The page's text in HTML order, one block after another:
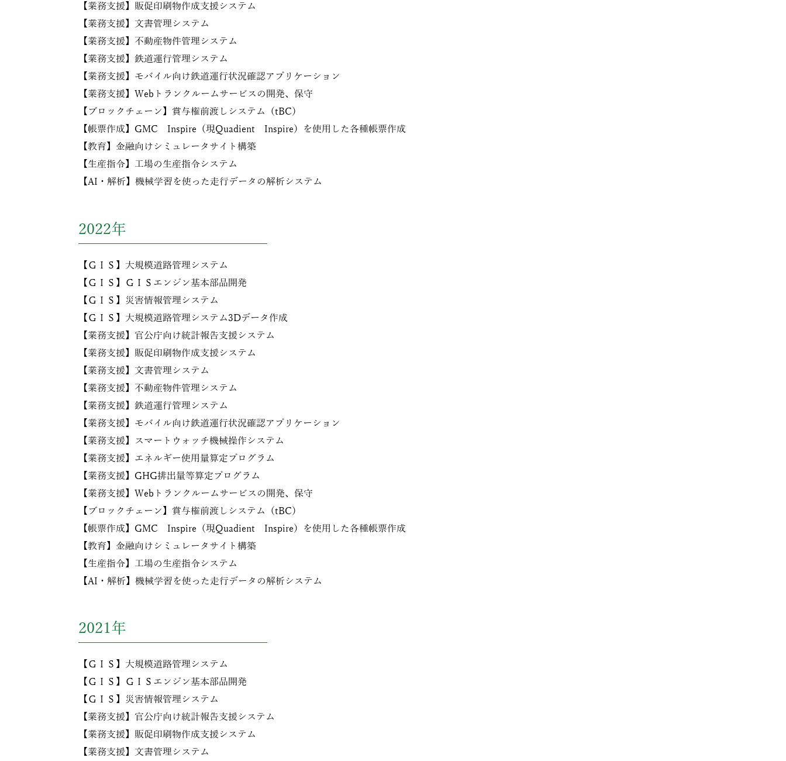
【業務支援】販促印刷物作成支援システム
【業務支援】文書管理システム
【業務支援】不動産物件管理システム
【業務支援】鉄道運行管理システム
【業務支援】モバイル向け鉄道運行状況確認アプリケーション
【業務支援】Webトランクルームサービスの開発、保守
【ブロックチェーン】賞与権前渡しシステム（tBC）
【帳票作成】GMC Inspire（現Quadient Inspire）を使用した各種帳票作成
【教育】金融向けシミュレータサイト構築
【生産指令】工場の生産指令システム
【AI・解析】機械学習を使った走行データの解析システム
2022年
【ＧＩＳ】大規模道路管理システム
【ＧＩＳ】ＧＩＳエンジン基本部品開発
【ＧＩＳ】災害情報管理システム
【ＧＩＳ】大規模道路管理システム3Dデータ作成
【業務支援】官公庁向け統計報告支援システム
【業務支援】販促印刷物作成支援システム
【業務支援】文書管理システム
【業務支援】不動産物件管理システム
【業務支援】鉄道運行管理システム
【業務支援】モバイル向け鉄道運行状況確認アプリケーション
【業務支援】スマートウォッチ機械操作システム
【業務支援】エネルギー使用量算定プログラム
【業務支援】GHG排出量等算定プログラム
【業務支援】Webトランクルームサービスの開発、保守
【ブロックチェーン】賞与権前渡しシステム（tBC）
【帳票作成】GMC Inspire（現Quadient Inspire）を使用した各種帳票作成
【教育】金融向けシミュレータサイト構築
【生産指令】工場の生産指令システム
【AI・解析】機械学習を使った走行データの解析システム
2021年
【ＧＩＳ】大規模道路管理システム
【ＧＩＳ】ＧＩＳエンジン基本部品開発
【ＧＩＳ】災害情報管理システム
【業務支援】官公庁向け統計報告支援システム
【業務支援】販促印刷物作成支援システム
【業務支援】文書管理システム